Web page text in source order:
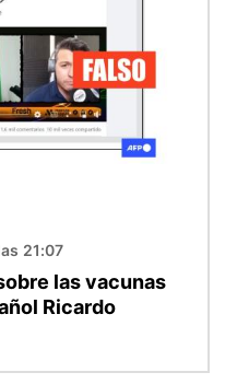
21:07
las vacunas
Ricardo